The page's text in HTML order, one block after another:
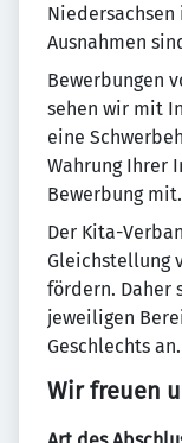
Ausnahmen
Bewerbungen
sehen wir mit
eine
Wahrung Ihrer
Bewerbung mit.
Der Kita-
Gleichstellung
fördern. Daher
jeweiligen
Geschlechts an.
Wir freuen